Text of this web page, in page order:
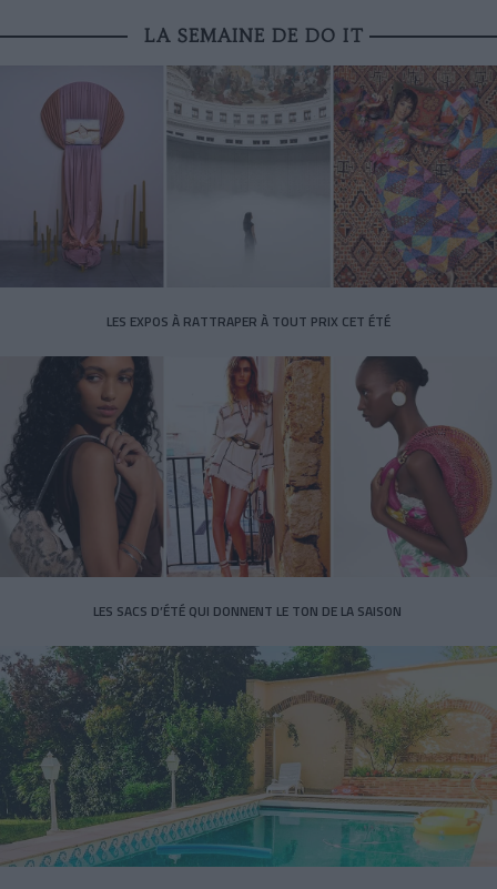
LA SEMAINE DE DO IT
LES EXPOS À RATTRAPER À TOUT PRIX CET ÉTÉ
LES SACS D’ÉTÉ QUI DONNENT LE TON DE LA SAISON